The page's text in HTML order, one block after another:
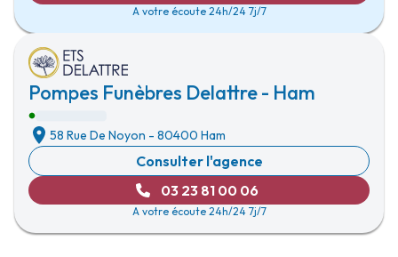
A votre écoute 24h/24 7j/7
Pompes Funèbres Delattre - Ham
58 Rue De Noyon - 80400 Ham
Consulter l'agence
03 23 81 00 06
A votre écoute 24h/24 7j/7